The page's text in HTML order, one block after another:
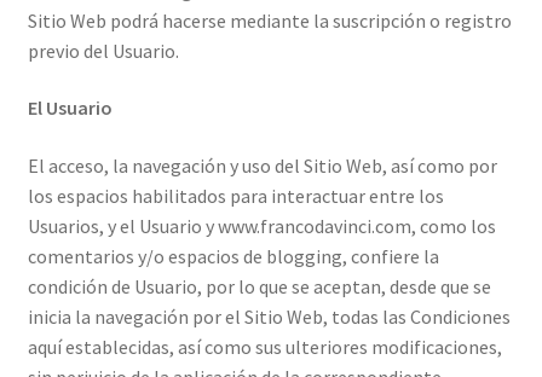
Sitio Web podrá hacerse mediante la suscripción o registro
previo del Usuario.
El Usuario
El acceso, la navegación y uso del Sitio Web, así como por
los espacios habilitados para interactuar entre los
Usuarios, y el Usuario y www.francodavinci.com, como los
comentarios y/o espacios de blogging, confiere la
condición de Usuario, por lo que se aceptan, desde que se
inicia la navegación por el Sitio Web, todas las Condiciones
aquí establecidas, así como sus ulteriores modificaciones,